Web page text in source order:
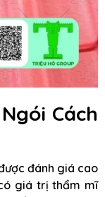
Cách
đánh giá cao
giá trị thẩm mĩ